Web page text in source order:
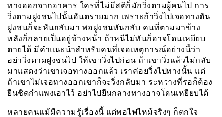
ทางออกจากอาคาร ใครที่ไม่มีสติก็มักวิ่งตามผู้คนไป การ
วิ่งตามฝูงชนไปนั้นอันตรายมาก เพราะถ้าวิ่งไปเจอทางตัน
ฝูงชนก็จะหันกลับมา พอฝูงชนหันกลับ คนที่ตามมาข้าง
หลังก็กลายเป็นอยู่ข้างหน้า ถ้าหนีไม่ทันก็อาจโดนเหยียบ
ตายได้ มีคำแนะนำสำหรับคนที่เจอเหตุการณ์อย่างนี้ว่า
อย่าวิ่งตามฝูงชนไป ให้เขาวิ่งไปก่อน ถ้าเขาวิ่งแล้วไม่กลับ
มาแสดงว่าเขาเจอทางออกแล้ว เราค่อยวิ่งไปทางนั้น แต่
ถ้าเขาไม่เจอทางออกเขาก็จะวิ่งกลับมา ระหว่างที่รอก็ต้อง
ยืนชิดกำแพงเอาไว้ อย่าไปยืนกลางทางอาจโดนเหยียบได้
หลายคนแม้มีความรู้เรื่องนี้ แต่พอไฟไหม้จริงๆ ก็ตกใจ